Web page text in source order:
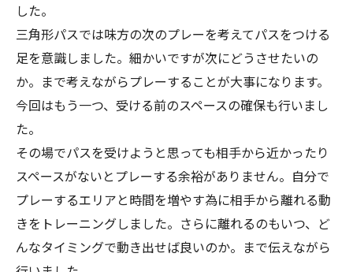
した。
三角形パスでは味方の次のプレーを考えてパスをつける
足を意識しました。細かいですが次にどうさせたいの
か。まで考えながらプレーすることが大事になります。
今回はもう一つ、受ける前のスペースの確保も行いまし
た。
その場でパスを受けようと思っても相手から近かったり
スペースがないとプレーする余裕がありません。自分で
プレーするエリアと時間を増やす為に相手から離れる動
きをトレーニングしました。さらに離れるのもいつ、ど
んなタイミングで動き出せば良いのか。まで伝えながら